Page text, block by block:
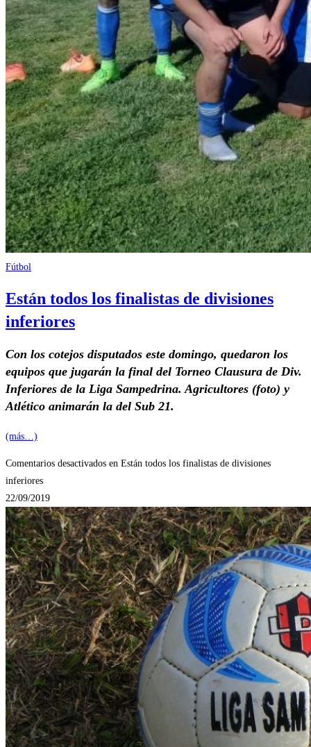
Fútbol
Están todos los finalistas de divisiones
inferiores
Con los cotejos disputados este domingo, quedaron los
equipos que jugarán la final del Torneo Clausura de Div.
Inferiores de la Liga Sampedrina. Agricultores (foto) y
Atlético animarán la del Sub 21.
(más…)
Comentarios desactivados en Están todos los finalistas de divisiones
inferiores
22/09/2019